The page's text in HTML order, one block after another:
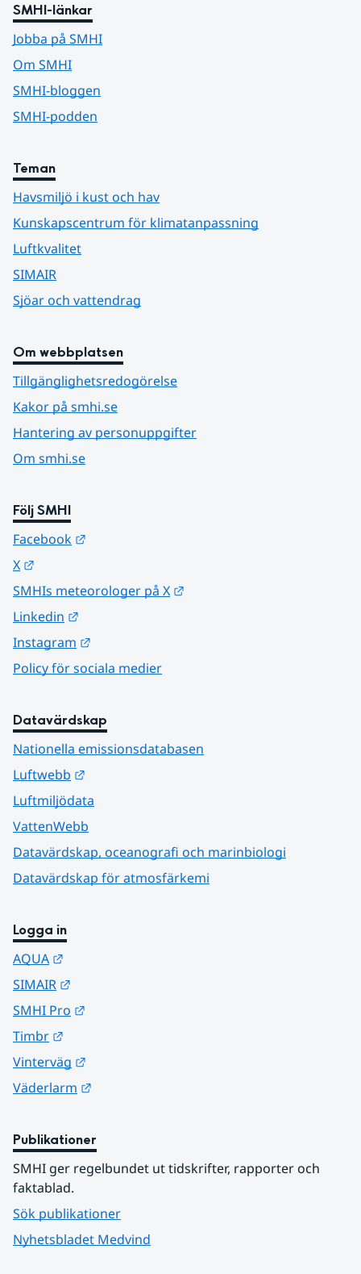
SMHI-länkar
Jobba på SMHI
Om SMHI
SMHI-bloggen
SMHI-podden
Teman
Havsmiljö i kust och hav
Kunskapscentrum för klimatanpassning
Luftkvalitet
SIMAIR
Sjöar och vattendrag
Om webbplatsen
Tillgänglighetsredogörelse
Kakor på smhi.se
Hantering av personuppgifter
Om smhi.se
Följ SMHI
Facebook
X
SMHIs meteorologer på X
Linkedin
Instagram
Policy för sociala medier
Datavärdskap
Nationella emissionsdatabasen
Luftwebb
Luftmiljödata
VattenWebb
Datavärdskap, oceanografi och marinbiologi
Datavärdskap för atmosfärkemi
Logga in
AQUA
SIMAIR
SMHI Pro
Timbr
Vinterväg
Väderlarm
Publikationer
SMHI ger regelbundet ut tidskrifter, rapporter och
faktablad.
Sök publikationer
Nyhetsbladet Medvind